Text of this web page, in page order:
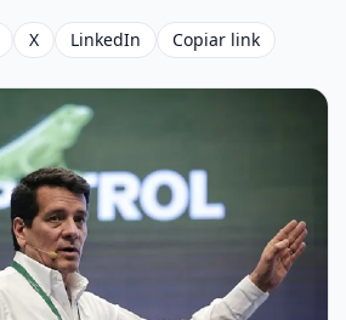
X LinkedIn Copiar link